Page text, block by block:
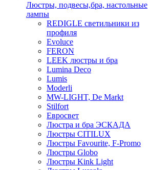
Люстры, подвесы,бра, настольные
лампы
REDIGLE светильники из
профиля
Evoluce
FERON
LEEK люстры и бра
Lumina Deco
Lumis
Moderli
MW-LIGHT, De Markt
Stilfort
Евросвет
Люстра и бра ЭСКАДА
Люстры CITILUX
Люстры Favourite, F-Promo
Люстры Globo
Люстры Kink Light